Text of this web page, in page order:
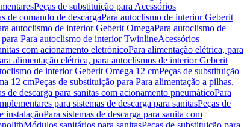
Peças de substituição para Acessórios
de comando de descargaPara autoclismo de interior Geberit
autoclismo de interior Geberit OmegaPara autoclismo de
para Para autoclismo de interior TwinlineAcessórios
com acionamento eletrónicoPara alimentação elétrica, para
alimentação elétrica, para autoclismos de interior Geberit
de interior Geberit Omega 12 cmPeças de substituição
12 cmPeças de substituição para Para alimentação a pilhas,
de descarga para sanitas com acionamento pneumáticoPara
para sistemas de descarga para sanitasPeças de
instalaçãoPara sistemas de descarga para sanita com
Módulos sanitários para sanitasPeças de substituição para